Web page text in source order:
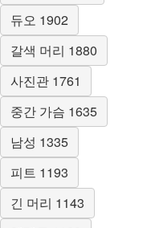
듀오 1902
갈색 머리 1880
사진관 1761
중간 가슴 1635
남성 1335
피트 1193
긴 머리 1143